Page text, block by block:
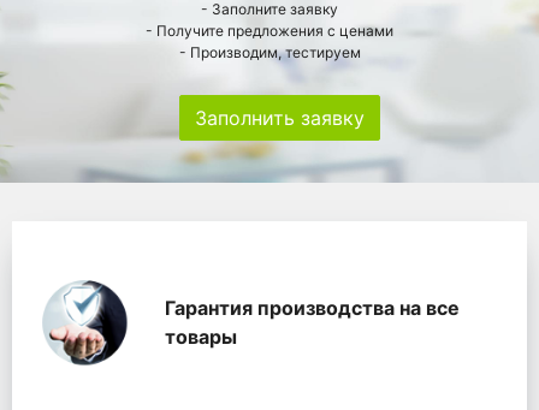
- Заполните заявку
- Получите предложения с ценами
- Производим, тестируем
Заполнить заявку
WhitePackГарантия производства на все
товары